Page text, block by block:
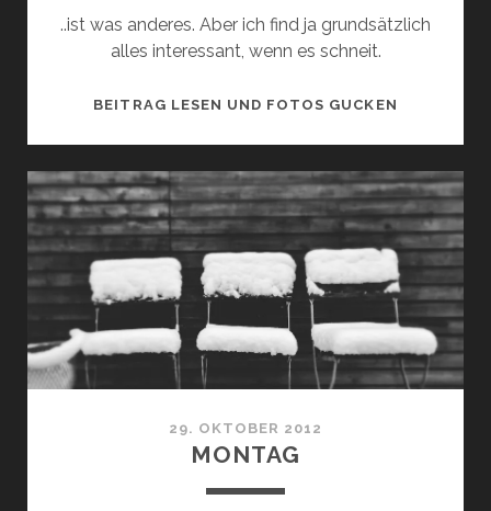
..ist was anderes. Aber ich find ja grundsätzlich
alles interessant, wenn es schneit.
BEITRAG LESEN UND FOTOS GUCKEN
29. OKTOBER 2012
MONTAG